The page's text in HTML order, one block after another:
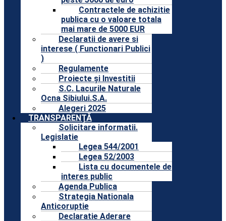
Contractele de achizitie
publica cu o valoare totala
mai mare de 5000 EUR
Declaratii de avere si
interese ( Functionari Publici
)
Regulamente
Proiecte și Investitii
S.C. Lacurile Naturale
Ocna Sibiului.S.A.
Alegeri 2025
TRANSPARENȚĂ
Solicitare informatii.
Legislatie
Legea 544/2001
Legea 52/2003
Lista cu documentele de
interes public
Agenda Publica
Strategia Nationala
Anticoruptie
Declaratie Aderare